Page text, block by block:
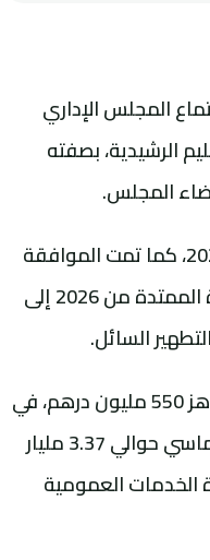
صباح الخميس 29 يناير 2026، أشغال اجتماع المجلس الإداري
الرشيدية، بصفته
المجلس.
وشكل هذا الاجتماع مناسبة للمصادقة بالإجماع على محضر دورة 20 أكتوبر 2025، كما تمت الموافقة
على ميزانية الشركة برسم سنة 2026، إلى جانب اعتماد المخطط التنموي للفترة الممتدة من 2026 إلى
وأوضح بلاغ صادر عن الشركة أن حجم الاستثمارات المرصودة خلال سنة 2026 ناهز 550 مليون درهم، في
حين ستبلغ الكلفة الإجمالية للاستثمارات المندرجة ضمن المخطط التنموي الخماسي حوالي 3.37 مليار
الخدمات العمومية